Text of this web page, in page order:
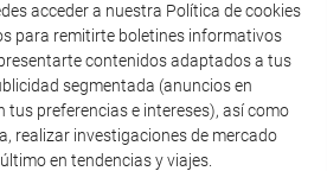
acceder a nuestra Política de cookies
para remitirte boletines informativos
contenidos adaptados a tus
segmentada (anuncios en
tus preferencias e intereses), así como
realizar investigaciones de mercado
en tendencias y viajes.